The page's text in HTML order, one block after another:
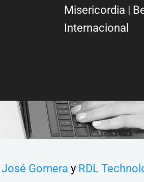
Misericordia |
Internacional
José Gomera y RDL